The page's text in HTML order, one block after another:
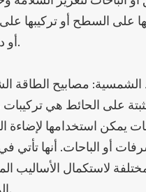
على السطح أو تركيبها
أو درابزين.
الشمسية: مصابيح الطاقة
على الحائط هي تركيبات
يمكن استخدامها لإضاءة
أو الباحات. أنها تأتي
لاستكمال الأساليب